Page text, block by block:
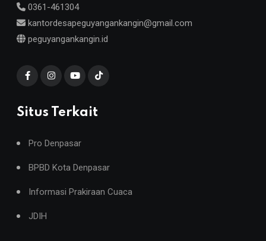
0361-461304
kantordesapeguyangankangin@gmail.com
peguyangankangin.id
Situs Terkait
Pro Denpasar
BPBD Kota Denpasar
Informasi Prakiraan Cuaca
JDIH